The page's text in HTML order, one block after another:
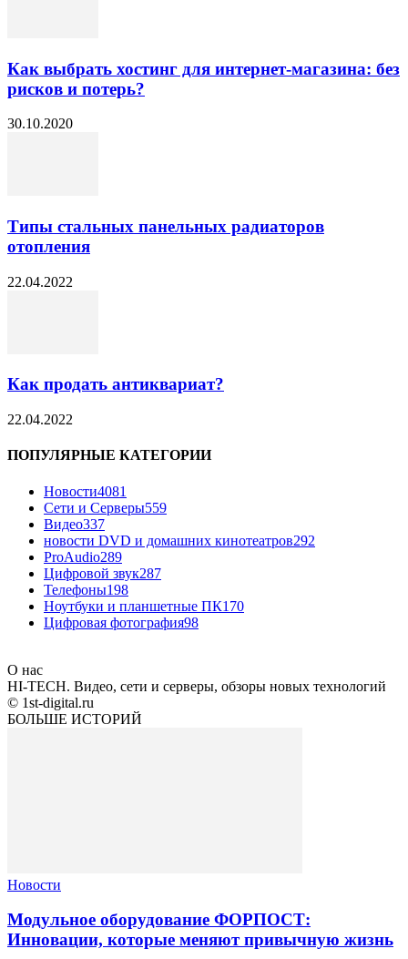
Как выбрать хостинг для интернет-магазина: без
рисков и потерь?
30.10.2020
Типы стальных панельных радиаторов
отопления
22.04.2022
Как продать антиквариат?
22.04.2022
ПОПУЛЯРНЫЕ КАТЕГОРИИ
Новости4081
Сети и Серверы559
Видео337
новости DVD и домашних кинотеатров292
ProAudio289
Цифровой звук287
Телефоны198
Ноутбуки и планшетные ПК170
Цифровая фотография98
О нас
HI-TECH. Видео, сети и серверы, обзоры новых технологий
© 1st-digital.ru
БОЛЬШЕ ИСТОРИЙ
Новости
Модульное оборудование ФОРПОСТ:
Инновации, которые меняют привычную жизнь